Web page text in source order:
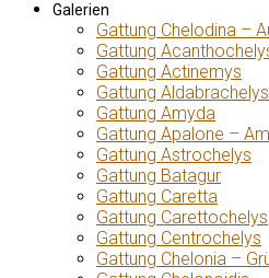
Galerien
Gattung Chelodina –
Gattung
Gattung Actinemys
Gattung
Gattung Amyda
Gattung Apalone –
Gattung Astrochelys
Gattung Batagur
Gattung Caretta
Gattung Carettochelys
Gattung Centrochelys
Gattung Chelonia –